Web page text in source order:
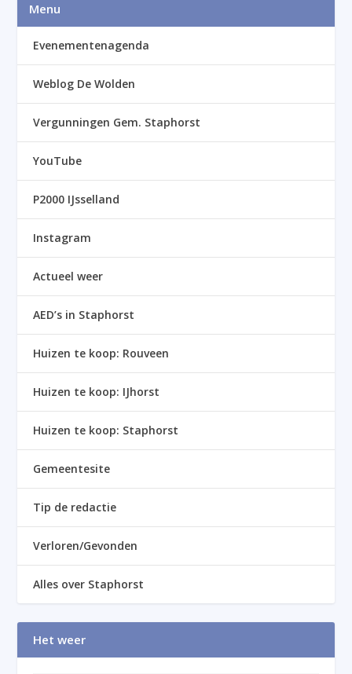
Menu
Evenementenagenda
Weblog De Wolden
Vergunningen Gem. Staphorst
YouTube
P2000 IJsselland
Instagram
Actueel weer
AED’s in Staphorst
Huizen te koop: Rouveen
Huizen te koop: IJhorst
Huizen te koop: Staphorst
Gemeentesite
Tip de redactie
Verloren/Gevonden
Alles over Staphorst
Het weer